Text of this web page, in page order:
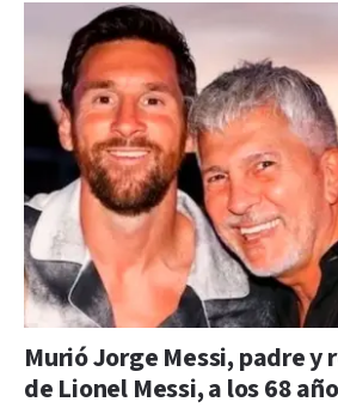
Murió Jorge Messi, padre y
de Lionel Messi, a los 68